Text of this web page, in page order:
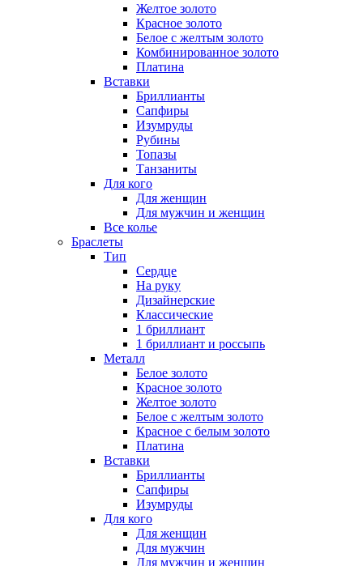
Желтое золото
Красное золото
Белое с желтым золото
Комбинированное золото
Платина
Вставки
Бриллианты
Сапфиры
Изумруды
Рубины
Топазы
Танзаниты
Для кого
Для женщин
Для мужчин и женщин
Все колье
Браслеты
Тип
Сердце
На руку
Дизайнерские
Классические
1 бриллиант
1 бриллиант и россыпь
Металл
Белое золото
Красное золото
Желтое золото
Белое с желтым золото
Красное с белым золото
Платина
Вставки
Бриллианты
Сапфиры
Изумруды
Для кого
Для женщин
Для мужчин
Для мужчин и женщин